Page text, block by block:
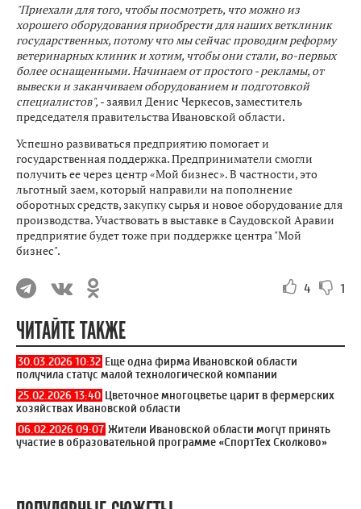
"Приехали для того, чтобы посмотреть, что можно из
хорошего оборудования приобрести для наших ветклиник
государственных, потому что мы сейчас проводим реформу
ветеринарных клиник и хотим, чтобы они стали, во-первых
более оснащенными. Начинаем от простого - рекламы, от
вывески и заканчиваем оборудованием и подготовкой
специалистов", - заявил Денис Черкесов, заместитель
председателя правительства Ивановской области.
Успешно развиваться предприятию помогает и
государственная поддержка. Предприниматели смогли
получить ее через центр «Мой бизнес». В частности, это
льготный заем, который направили на пополнение
оборотных средств, закупку сырья и новое оборудование для
производства. Участвовать в выставке в Саудовской Аравии
предприятие будет тоже при поддержке центра "Мой
бизнес".
4 1
ЧИТАЙТЕ ТАКЖЕ
30.03.2026 10:32 Еще одна фирма Ивановской области
получила статус малой технологической компании
25.02.2026 13:40 Цветочное многоцветье царит в фермерских
хозяйствах Ивановской области
06.02.2026 09:07 Жители Ивановской области могут принять
участие в образовательной программе «СпортТех Сколково»